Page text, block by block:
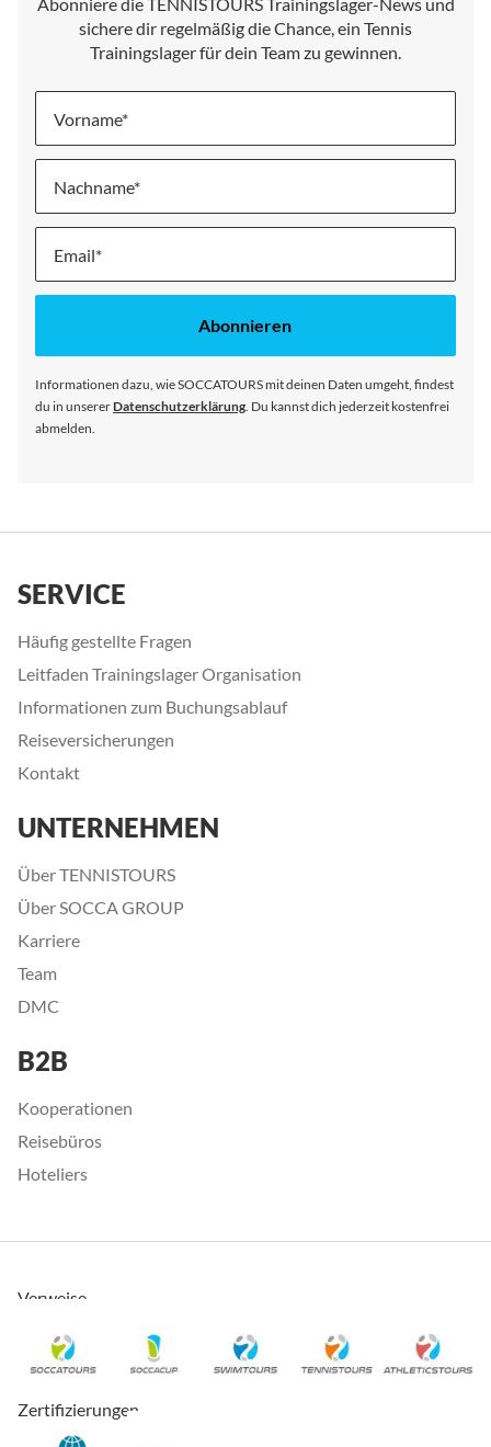
sichere dir regelmäßig die Chance, ein Tennis
Trainingslager für dein Team zu gewinnen.
Vorname
Nachname
Melde
für
Abonnieren
Informationen dazu, wie SOCCATOURS mit deinen Daten umgeht, findest
du in unsererDatenschutzerklärung. Du kannst dich jederzeit kostenfrei
abmelden.
SERVICE
Häufig gestellte Fragen
Leitfaden Trainingslager Organisation
Informationen zum Buchungsablauf
Reiseversicherungen
Kontakt
UNTERNEHMEN
Über TENNISTOURS
Über SOCCA GROUP
Karriere
Team
DMC
B2B
Kooperationen
Reisebüros
Hoteliers
Verweise
Zertifizierungen